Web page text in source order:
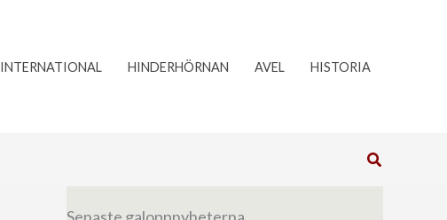
INTERNATIONAL HINDERHÖRNAN AVEL HISTORIA
Sök